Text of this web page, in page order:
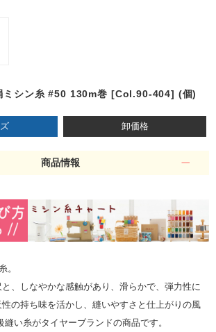
ミシン糸 #50 130m巻 [Col.90-404] (個)
卸価格
商品情報
。
、しなやかな感触があり、滑らかで、弾力性に
の持ち味を活かし、縫いやすさと仕上がりの風
い糸がタイヤーブランドの商品です。